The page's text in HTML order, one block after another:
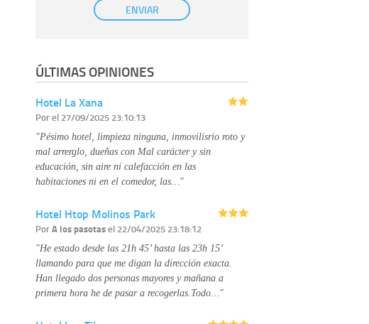
Publicidad: solo le enviaremos publicidad con su
autorización previa, que podrá facilitarnos
con su consentimiento previo, que podrá
facilitarnos mediante la casilla correspondiente
Destinatarios:
personal de nuestra entidad que esté
conocimiento de la información que le pedimos.
No se comunicarán datos a terceros.
Derechos: tiene derecho a saber qué
información tenemos sobre usted, corregirla y
eliminarla, tal y como se explica en la
página web.
Información complementaria:Puede consultar
tratamos sus datos en lapolítica de privacidad
ENVIAR
ÚLTIMAS OPINIONES
Hotel La Xana
Porel 27/09/2025 23:10:13
"Pésimo hotel, limpieza ninguna, inmovilisrio roto y
mal arrerglo, dueñas con Mal carácter y sin
educación, sin aire ni calefacción en las
habitaciones ni en el comedor, las…"
Hotel Htop Molinos Park
PorA los pasotasel 22/04/2025 23:18:12
"He estado desde las 21h 45’ hasta las 23h 15’
llamando para que me digan la dirección exacta.
Han llegado dos personas mayores y mañana a
primera hora he de pasar a recogerlas.Todo…"